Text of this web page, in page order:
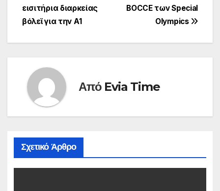
άρθρων
BOCCE των Special
Olympics
εισιτήρια διαρκείας
βόλεϊ για την Α1
Από Evia Time
Σχετικό Άρθρο